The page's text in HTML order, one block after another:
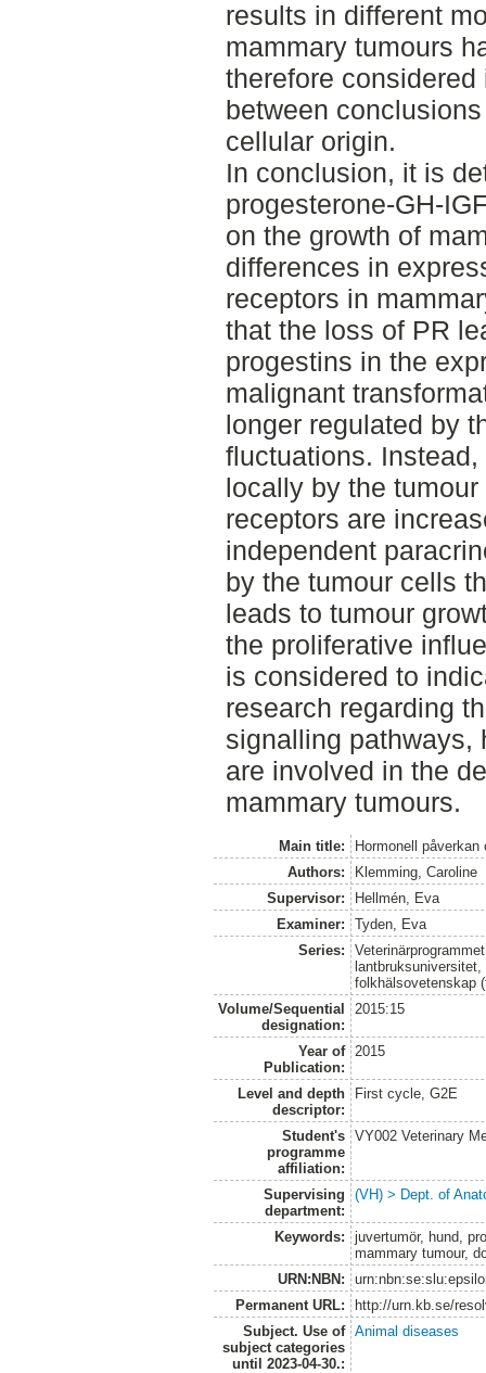
results in different
mammary tumours
therefore
between
cellular origin.
In conclusion, it is
progesterone-GH-
on the growth of
differences in
receptors in
that the loss of PR
progestins in the
malignant
longer regulated by
fluctuations.
locally by the
receptors are
independent
by the tumour cells
leads to tumour
the proliferative
is considered to
research regarding
signalling pathways,
are involved in the
mammary tumours.
Main title:
Hormonell
Authors:
Klemming, Caroline
Supervisor:
Hellmén, Eva
Examiner:
Tyden, Eva
Series:
folkhälsovetenskap
Volume/Sequential
designation:
2015:15
Year of
Publication:
2015
Level and depth
descriptor:
First cycle, G2E
Student's
programme
affiliation:
VY002 Veterinary
Supervising
department:
(VH) > Dept. of
Keywords:
juvertumör, hund,
mammary tumour,
URN:NBN:
Permanent URL:
http://urn.kb.se/
Subject. Use of
subject categories
until 2023-04-30.:
Animal diseases